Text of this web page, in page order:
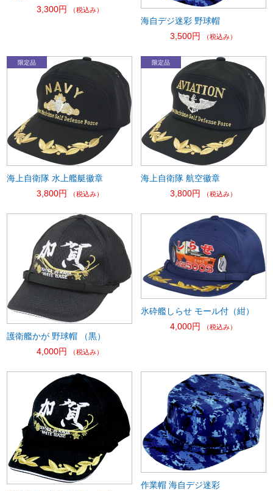
3,300円
（税込み）
海自デジ迷彩 野球帽
3,500円
（税込み）
海上自衛隊 水上艦艇徽章
3,800円
（税込み）
海上自衛隊 航空徽章
3,800円
（税込み）
護衛艦かが 野球帽 （黒）
4,000円
（税込み）
氷砕艦しらせ モール付（紺）
4,000円
（税込み）
作業帽 海自デジ迷彩